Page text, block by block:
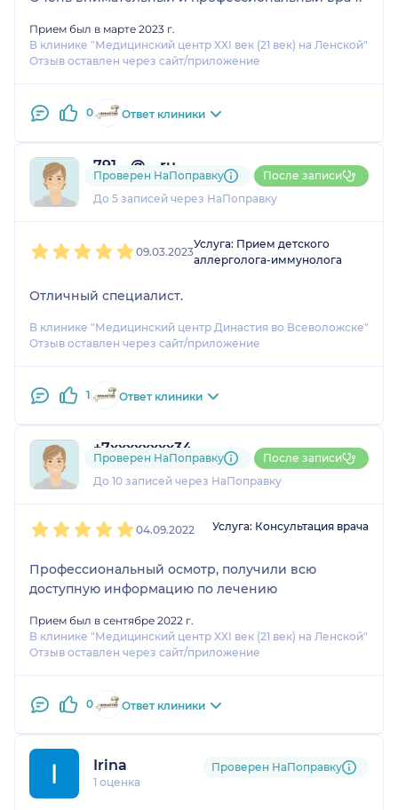
Прием был в марте 2023 г.
В клинике "Медицинский центр XXI век (21 век) на Ленской"
Отзыв оставлен через сайт/приложение
0 Ответ клиники
791....@....ru
1 отзыв
До 5 записей через НаПоправку
Проверен НаПоправку После записи
09.03.2023
Услуга: Прием детского
аллерголога-иммунолога
Отличный специалист.
В клинике "Медицинский центр Династия во Всеволожске"
Отзыв оставлен через сайт/приложение
1 Ответ клиники
+7xxxxxxxx34
1 отзыв
До 10 записей через НаПоправку
Проверен НаПоправку После записи
04.09.2022 Услуга: Консультация врача
Профессиональный осмотр, получили всю
доступную информацию по лечению
Прием был в сентябре 2022 г.
В клинике "Медицинский центр XXI век (21 век) на Ленской"
Отзыв оставлен через сайт/приложение
0 Ответ клиники
Irina
1 оценка
Проверен НаПоправку